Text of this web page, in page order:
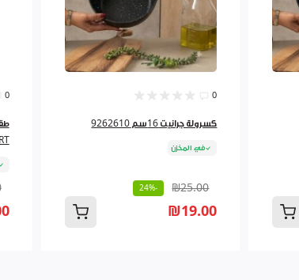
0
كسرولة جرانيت 16سم 9262610
في المخزن
₪25.00
-24%
₪19.00
0